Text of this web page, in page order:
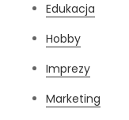
Edukacja
Hobby
Imprezy
Marketing